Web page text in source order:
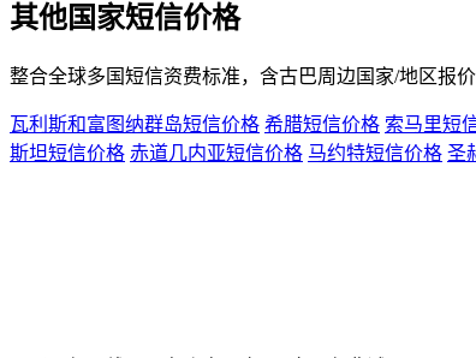
其他国家短信价格
整合全球多国短信资费标准，含古巴周边国家/地区报
瓦利斯和富图纳群岛短信价格 希腊短信价格 索马里短
斯坦短信价格 赤道几内亚短信价格 马约特短信价格 圣